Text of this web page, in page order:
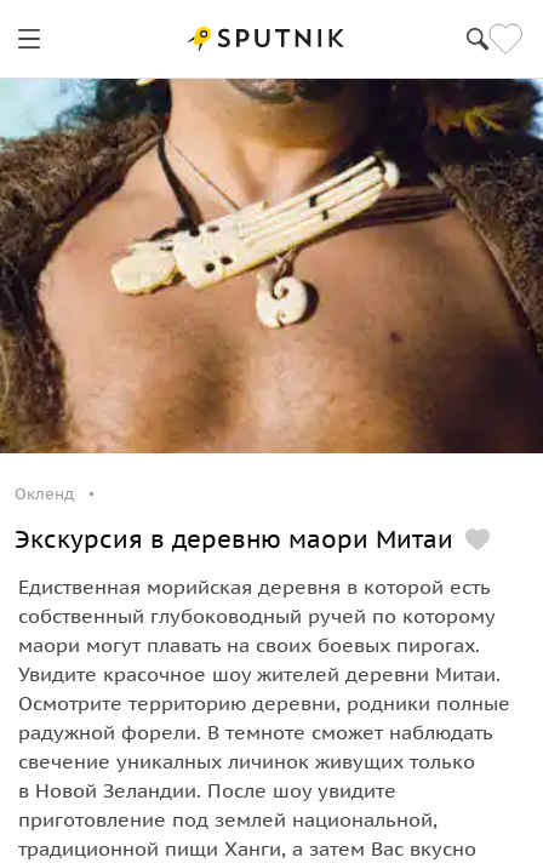
Окленд
Экскурсия в деревню маори Митаи
Едиственная морийская деревня в которой есть
собственный глубоководный ручей по которому
маори могут плавать на своих боевых пирогах.
Увидите красочное шоу жителей деревни Митаи.
Осмотрите территорию деревни, родники полные
радужной форели. В темноте сможет наблюдать
свечение уникалных личинок живущих только
в Новой Зеландии. После шоу увидите
приготовление под землей национальной,
традиционной пищи Ханги, а затем Вас вкусно